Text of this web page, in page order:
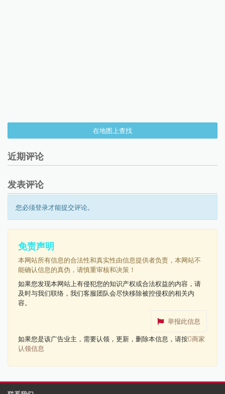
在地图上查找
近期评论
发表评论
您必须登录才能提交评论。
免责声明
本网站所有信息的合法性和真实性由信息提供者负责，本网站不
能确认信息的真伪，请慎重审核和决策！
如果您发现本网站上有侵犯您的知识产权或合法权益的内容，请
及时与我们联络，我们客服团队会尽快移除被控侵权的相关内
容。
举报此信息
如果您是该广告业主，需要认领，更新，删除本信息，请按 商家
认领信息